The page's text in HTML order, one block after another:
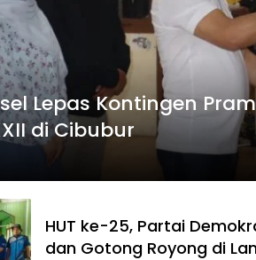
Lepas Kontingen
di Cibubur
HUT ke-25, Partai
dan Gotong Royong di